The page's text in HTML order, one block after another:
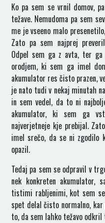
Ko pa sem se vrnil domov,
težave. Nemudoma pa sem
me je vseeno malo
Zato pa sem najprej
Odpel sem ga z avta, ter
orodjem, ki sem ga imel
akumulator res čisto prazen,
je nato tudi v nekaj minutah
in sem vedel, da to ni
akumulator, ki sem ga
najverjetneje kje prebijal.
imel srečo, da se ni zgodilo
opazil.
Tedaj pa sem se odpravil v
nek konkreten akumulator,
tistimi rabljenimi, kot sem
spet delal čisto normalno, kar
to, da sem lahko težavo